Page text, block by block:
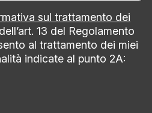
sul trattamento dei
13 del Regolamento
al trattamento dei miei
indicate al punto 2A: